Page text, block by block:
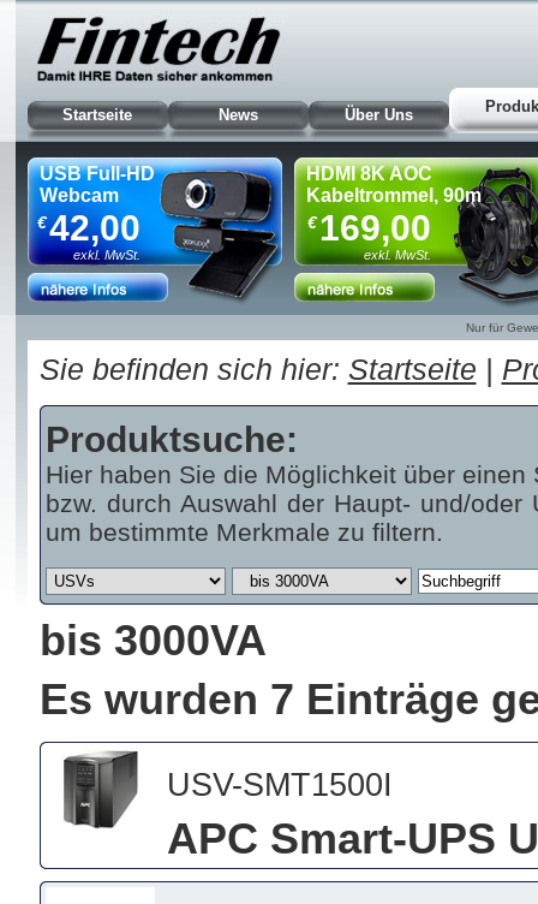
Startseite News Über Uns
USB Full-HD
Webcam
42,00
€
exkl. MwSt.
HDMI 8K AOC
Kabeltrommel, 90m
169,00
€
exkl. MwSt.
Nur für
Sie befinden sich hier: Startseite |
Produktsuche:
Hier haben Sie die Möglichkeit über
bzw. durch Auswahl der Haupt- und/
um bestimmte Merkmale zu filtern.
bis 3000VA
Es wurden 7 Einträge
USV-SMT1500I
APC Smart-UPS